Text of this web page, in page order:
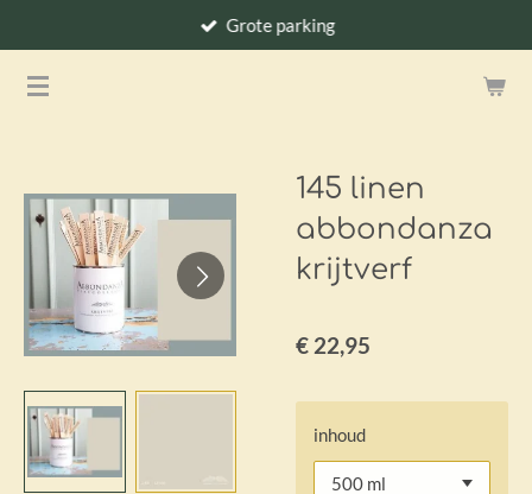
naar
Grote parking
145 linen
abbondanza
krijtverf
€ 22,95
inhoud